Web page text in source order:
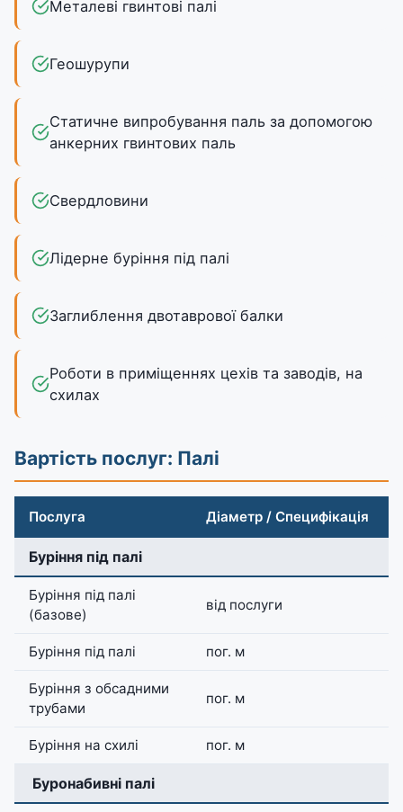
Металеві гвинтові палі
Геошурупи
Статичне випробування паль за допомогою
анкерних гвинтових паль
Свердловини
Лідерне буріння під палі
Заглиблення двотаврової балки
Роботи в приміщеннях цехів та заводів, на
схилах
Вартість послуг: Палі
Послуга Діаметр / Специфікація
Буріння під палі
Буріння під палі
(базове)
від послуги
Буріння під палі пог. м
Буріння з обсадними
трубами
пог. м
Буріння на схилі пог. м
️ Буронабивні палі